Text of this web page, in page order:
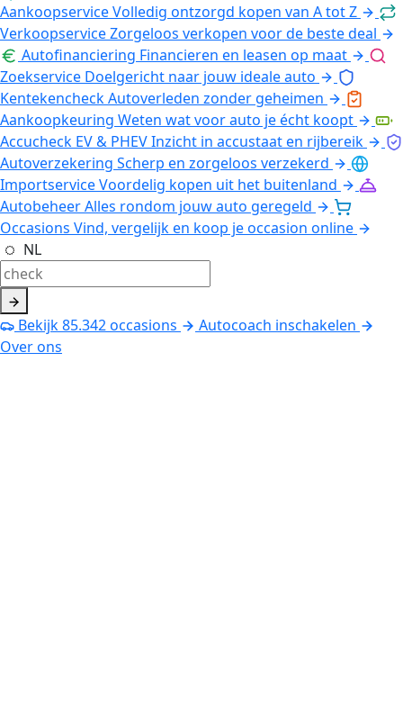
AankoopserviceVolledig ontzorgd kopen van A tot Z
VerkoopserviceZorgeloos verkopen voor de beste deal
Autofinanciering Financieren en leasen op maat
Zoekservice Doelgericht naar jouw ideale auto
KentekencheckAutoverleden zonder geheimen
Aankoopkeuring Weten wat voor auto je écht koopt
Accucheck EV & PHEVInzicht in accustaat en rijbereik
Autoverzekering Scherp en zorgeloos verzekerd
ImportserviceVoordelig kopen uit het buitenland
AutobeheerAlles rondom jouw auto geregeld
Occasions Vind, vergelijk en koop je occasion online
NL
Bekijk85.342occasions
Autocoach inschakelen
Over ons